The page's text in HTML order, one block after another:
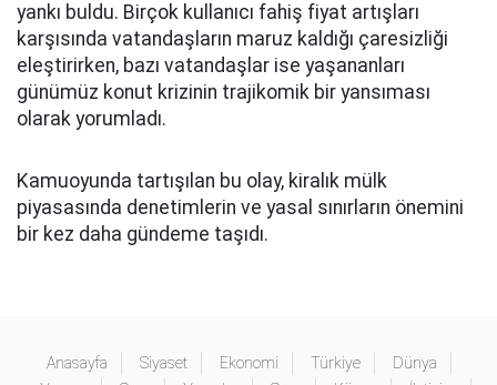
yankı buldu. Birçok kullanıcı fahiş fiyat artışları
karşısında vatandaşların maruz kaldığı çaresizliği
eleştirirken, bazı vatandaşlar ise yaşananları
günümüz konut krizinin trajikomik bir yansıması
olarak yorumladı.
Kamuoyunda tartışılan bu olay, kiralık mülk
piyasasında denetimlerin ve yasal sınırların önemini
bir kez daha gündeme taşıdı.
Anasayfa Siyaset Ekonomi Türkiye
Dünya